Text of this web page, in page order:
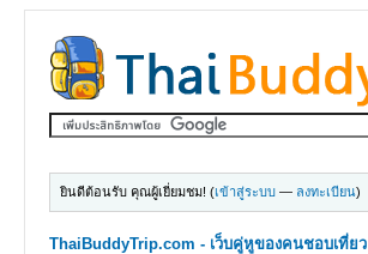
ยินดีต้อนรับ คุณผู้เยี่ยมชม! (เข้าสู่ระบบ — ลงทะเบียน)
ThaiBuddyTrip.com - เว็บคู่หูของคนชอบเที่ยว